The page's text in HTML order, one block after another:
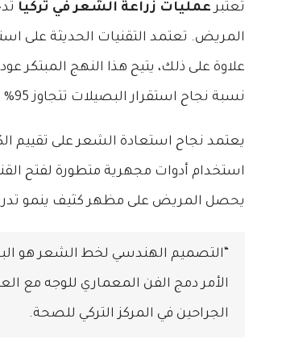
تعتبرعمليات زراعة الشعر في تركيا
المريض. تعتمد التقنيات الحديثة على
علاوة على ذلك، يتيح هذا النهج المبتكر
نسبة نجاح استقرار البصيلات تتجاوز 95% عند تطبيق المعايير الصحيحة).
يعتمد نجاح استعادة الشعر على تقييم
استخدام أدوات مجهرية متطورة لفتح
يحصل المريض على مظهر كثيف ينمو
“التصميم الهندسي لخط الشعر هو
الأمر دمج الفن المعماري للوجه مع
الجراحين في المركز التركي للصحة.